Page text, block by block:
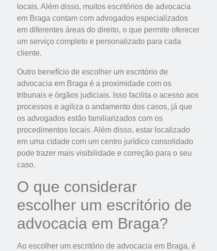
locais. Além disso, muitos escritórios de advocacia
em Braga contam com advogados especializados
em diferentes áreas do direito, o que permite oferecer
um serviço completo e personalizado para cada
cliente.
Outro benefício de escolher um escritório de
advocacia em Braga é a proximidade com os
tribunais e órgãos judiciais. Isso facilita o acesso aos
processos e agiliza o andamento dos casos, já que
os advogados estão familiarizados com os
procedimentos locais. Além disso, estar localizado
em uma cidade com um centro jurídico consolidado
pode trazer mais visibilidade e correção para o seu
caso.
O que considerar
escolher um escritório de
advocacia em Braga?
Ao escolher um escritório de advocacia em Braga, é